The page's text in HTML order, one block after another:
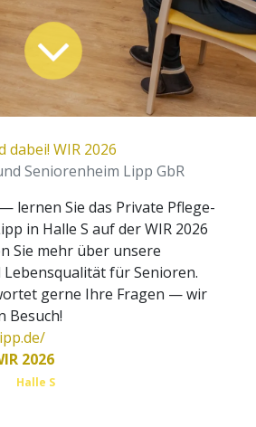
dabei! WIR 2026
Seniorenheim Lipp GbR
lernen Sie das Private Pflege-
in Halle S auf der WIR 2026
Sie mehr über unsere
für Senioren.
gerne Ihre Fragen — wir
Besuch!
2026
Halle S